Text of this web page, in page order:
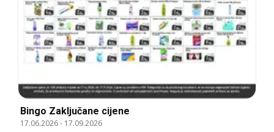
Bingo Zaključane cijene
17.06.2026- 17.09.2026